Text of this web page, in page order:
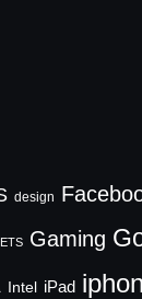
design
Gaming
Intel iPad